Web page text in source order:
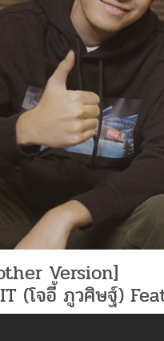
Version]
(โจอี้ ภูวศิษฐ์)